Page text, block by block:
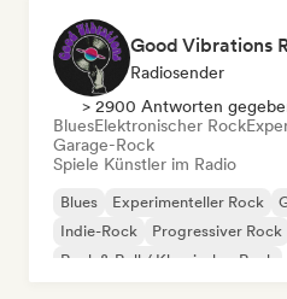
Good Vibrations
Radiosender
> 2900 Antworten
BluesElektronischer Rock
Garage-Rock
Spiele Künstler im Radio
Blues Experimenteller Rock
Indie-Rock
Progressiver Rock
Rock & Roll / Klassischer Rock